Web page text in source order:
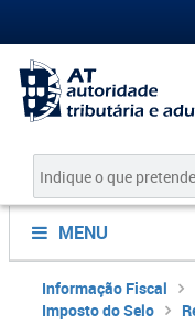
MENU
Informação Fiscal
Imposto do Selo